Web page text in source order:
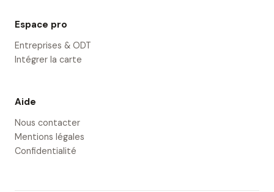
Espace pro
Entreprises & ODT
Intégrer la carte
Aide
Nous contacter
Mentions légales
Confidentialité